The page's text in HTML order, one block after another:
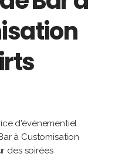
d'événementiel
à Customisation
des soirées